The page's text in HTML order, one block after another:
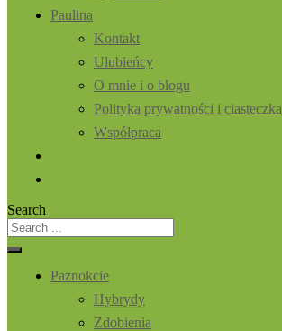
Paulina
Kontakt
Ulubieńcy
O mnie i o blogu
Polityka prywatności i ciasteczka
Współpraca
Search
Paznokcie
Hybrydy
Zdobienia